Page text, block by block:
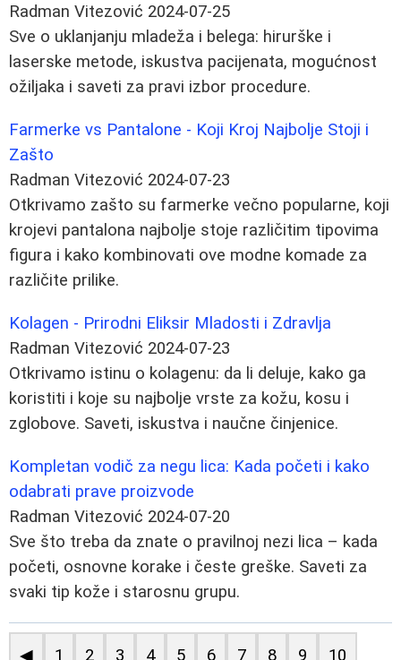
Radman Vitezović 2024-07-25
Sve o uklanjanju mladeža i belega: hirurške i
laserske metode, iskustva pacijenata, mogućnost
ožiljaka i saveti za pravi izbor procedure.
Farmerke vs Pantalone - Koji Kroj Najbolje Stoji i
Zašto
Radman Vitezović 2024-07-23
Otkrivamo zašto su farmerke večno popularne, koji
krojevi pantalona najbolje stoje različitim tipovima
figura i kako kombinovati ove modne komade za
različite prilike.
Kolagen - Prirodni Eliksir Mladosti i Zdravlja
Radman Vitezović 2024-07-23
Otkrivamo istinu o kolagenu: da li deluje, kako ga
koristiti i koje su najbolje vrste za kožu, kosu i
zglobove. Saveti, iskustva i naučne činjenice.
Kompletan vodič za negu lica: Kada početi i kako
odabrati prave proizvode
Radman Vitezović 2024-07-20
Sve što treba da znate o pravilnoj nezi lica – kada
početi, osnovne korake i česte greške. Saveti za
svaki tip kože i starosnu grupu.
◀ 1 2 3 4 5 6 7 8 9 10